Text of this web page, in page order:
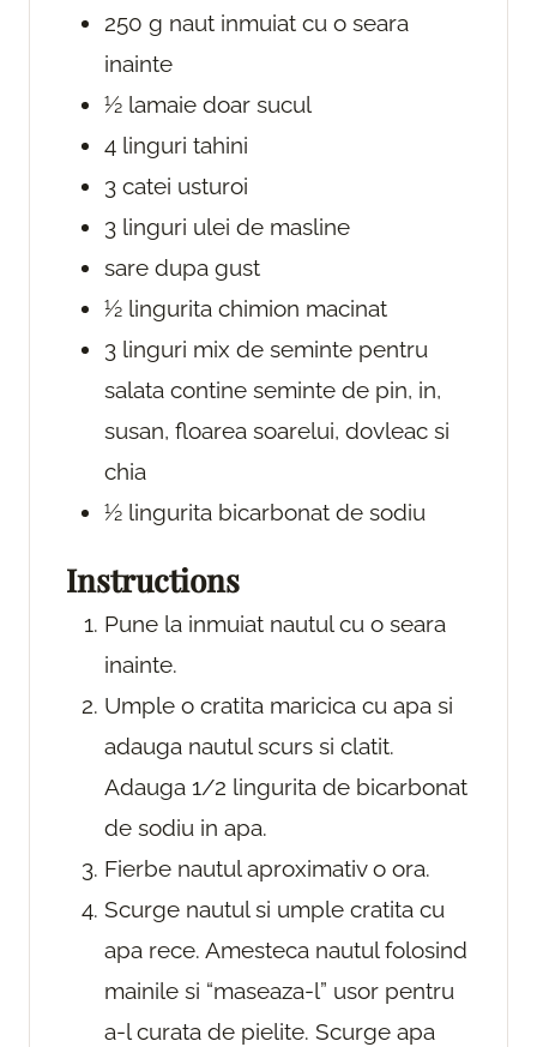
250 g naut inmuiat cu o seara
inainte
½ lamaie doar sucul
4 linguri tahini
3 catei usturoi
3 linguri ulei de masline
sare dupa gust
½ lingurita chimion macinat
3 linguri mix de seminte pentru
salata contine seminte de pin, in,
susan, floarea soarelui, dovleac si
chia
½ lingurita bicarbonat de sodiu
Instructions
Pune la inmuiat nautul cu o seara
inainte.
Umple o cratita maricica cu apa si
adauga nautul scurs si clatit.
Adauga 1/2 lingurita de bicarbonat
de sodiu in apa.
Fierbe nautul aproximativ o ora.
Scurge nautul si umple cratita cu
apa rece. Amesteca nautul folosind
mainile si “maseaza-l” usor pentru
a-l curata de pielite. Scurge apa